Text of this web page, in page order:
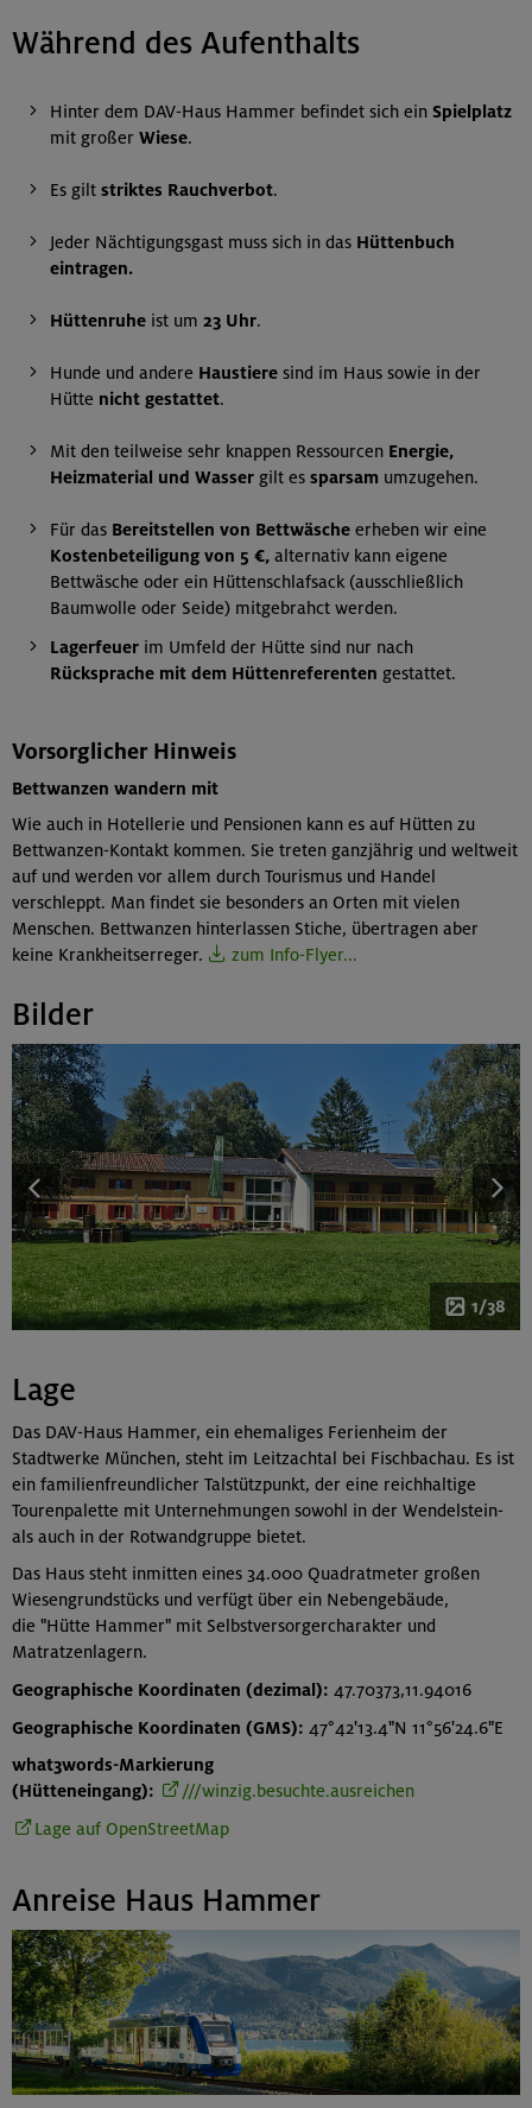
Während des Aufenthalts
Hinter dem DAV-Haus Hammer befindet sich ein Spielplatz
mit großer Wiese.
Es gilt striktes Rauchverbot.
Jeder Nächtigungsgast muss sich in das Hüttenbuch
eintragen.
Hüttenruhe ist um 23 Uhr.
Hunde und andere Haustiere sind im Haus sowie in der
Hütte nicht gestattet.
Mit den teilweise sehr knappen Ressourcen Energie,
Heizmaterial und Wasser gilt es sparsam umzugehen.
Für das Bereitstellen von Bettwäsche erheben wir eine
Kostenbeteiligung von 5 €, alternativ kann eigene
Bettwäsche oder ein Hüttenschlafsack (ausschließlich
Baumwolle oder Seide) mitgebrahct werden.
Lagerfeuer im Umfeld der Hütte sind nur nach
Rücksprache mit dem Hüttenreferenten gestattet.
Vorsorglicher Hinweis
Bettwanzen wandern mit
Wie auch in Hotellerie und Pensionen kann es auf Hütten zu
Bettwanzen-Kontakt kommen. Sie treten ganzjährig und weltweit
auf und werden vor allem durch Tourismus und Handel
verschleppt. Man findet sie besonders an Orten mit vielen
Menschen. Bettwanzen hinterlassen Stiche, übertragen aber
keine Krankheitserreger.
zum Info-Flyer...
Bilder
1/38
Lage
Das DAV-Haus Hammer, ein ehemaliges Ferienheim der
Stadtwerke München, steht im Leitzachtal bei Fischbachau. Es ist
ein familienfreundlicher Talstützpunkt, der eine reichhaltige
Tourenpalette mit Unternehmungen sowohl in der Wendelstein-
als auch in der Rotwandgruppe bietet.
Das Haus steht inmitten eines 34.000 Quadratmeter großen
Wiesengrundstücks und verfügt über ein Nebengebäude,
die "Hütte Hammer" mit Selbstversorgercharakter und
Matratzenlagern.
Geographische Koordinaten (dezimal): 47.70373,11.94016
Geographische Koordinaten (GMS): 47°42'13.4"N 11°56'24.6"E
what3words-Markierung
(Hütteneingang):
///winzig.besuchte.ausreichen
Lage auf OpenStreetMap
Anreise Haus Hammer